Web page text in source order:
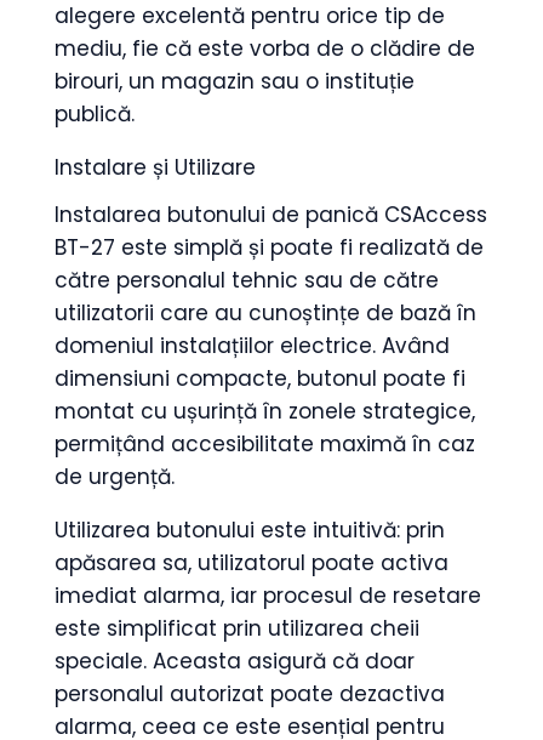
alegere excelentă pentru orice tip de
mediu, fie că este vorba de o clădire de
birouri, un magazin sau o instituție
publică.
Instalare și Utilizare
Instalarea butonului de panică CSAccess
BT-27 este simplă și poate fi realizată de
către personalul tehnic sau de către
utilizatorii care au cunoștințe de bază în
domeniul instalațiilor electrice. Având
dimensiuni compacte, butonul poate fi
montat cu ușurință în zonele strategice,
permițând accesibilitate maximă în caz
de urgență.
Utilizarea butonului este intuitivă: prin
apăsarea sa, utilizatorul poate activa
imediat alarma, iar procesul de resetare
este simplificat prin utilizarea cheii
speciale. Aceasta asigură că doar
personalul autorizat poate dezactiva
alarma, ceea ce este esențial pentru